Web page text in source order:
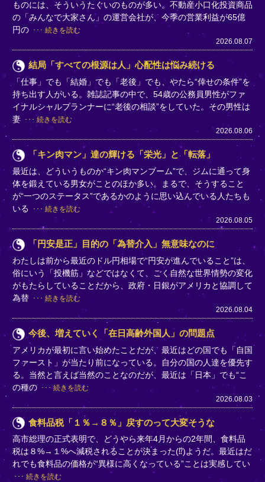
ものには、そういうたぐいのものが多い。不動産小口化投資商品
の「みんなで大家さん」の運営会社が、今季の営業利益が65億
円の
続きを読む
2026.08.07
結局「すべての根源は人」心配性は悩み続ける
「仕事」でも「結婚」でも「老後」でも、やたら“倖せの条件”を
持ち出す人がいる。雑誌記事の中で、54歳の公務員男性がファ
イナルシャルプランナーに“老後の相談”をしていた。その男性は
妻
続きを読む
2026.08.06
「キン肉マン」達の輝ける「栄光」と「転落」
最近は、どういうものか“キン肉マンブーム”で、ジムに通って身
体を鍛えている男女がことのほか多い。まるで、そうすること
が“一つのステータス”であるかのように思い込んでいる人たちも
いる
続きを読む
2026.08.05
「円安是正」目的の「為替介入」無意味なのに
わたしは前から最近のドル円相場で“円安が進んでいること”は、
俗にいう「投機筋」などではなくて、ごく自然な世界情勢の変化
がもたらしていることだから、政府・日銀がアメリカと協調して
為替
続きを読む
2026.08.04
今後、増えていく「在日高齢外国人」の問題点
アメリカが最初に言い始めたことだが、最近はどの国でも「自国
ファースト」が当たり前になっている。自分の国の人達を優先す
る。当然と言えば当然のことなのだが、最近は「日本」でも“こ
の種の
続きを読む
2026.08.03
食料品税「１％→８％」戻すのって大変そうな
高市総理の正式表明で、どうやら来年4月からの2年間、食料品
税は８%→１%へ減税されることが決まった(⁉)ようだ。最近はだ
れでも食料品の価格が“異様に高くなっている”ことは実感してい
続きを読む